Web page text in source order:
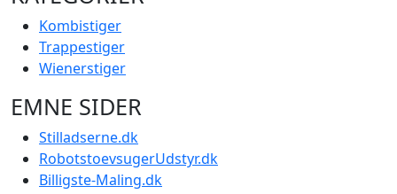
Kombistiger
Trappestiger
Wienerstiger
EMNE SIDER
Stilladserne.dk
RobotstoevsugerUdstyr.dk
Billigste-Maling.dk